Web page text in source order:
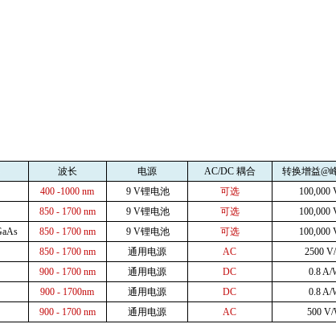
波长 电源 AC/DC 耦合 转换增益@
400 -1000 nm 9 V锂电池 可选
100,000
850 - 1700 nm 9 V锂电池 可选
100,000
850 - 1700 nm 9 V锂电池 可选
100,000
850 - 1700 nm 通用电源 AC
2500
900 - 1700 nm 通用电源 DC
0.8 A/
900 - 1700nm 通用电源 DC
0.8 A/
900 - 1700 nm 通用电源 AC 500 V/